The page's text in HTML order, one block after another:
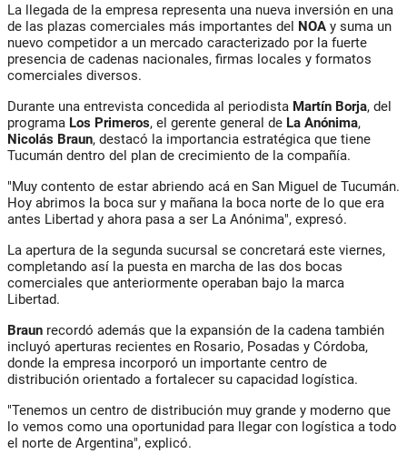
La llegada de la empresa representa una nueva inversión en una
de las plazas comerciales más importantes del NOA y suma un
nuevo competidor a un mercado caracterizado por la fuerte
presencia de cadenas nacionales, firmas locales y formatos
comerciales diversos.
Durante una entrevista concedida al periodista Martín Borja, del
programa Los Primeros, el gerente general de La Anónima,
Nicolás Braun, destacó la importancia estratégica que tiene
Tucumán dentro del plan de crecimiento de la compañía.
"Muy contento de estar abriendo acá en San Miguel de Tucumán.
Hoy abrimos la boca sur y mañana la boca norte de lo que era
antes Libertad y ahora pasa a ser La Anónima", expresó.
La apertura de la segunda sucursal se concretará este viernes,
completando así la puesta en marcha de las dos bocas
comerciales que anteriormente operaban bajo la marca
Libertad.
Braun recordó además que la expansión de la cadena también
incluyó aperturas recientes en Rosario, Posadas y Córdoba,
donde la empresa incorporó un importante centro de
distribución orientado a fortalecer su capacidad logística.
"Tenemos un centro de distribución muy grande y moderno que
lo vemos como una oportunidad para llegar con logística a todo
el norte de Argentina", explicó.